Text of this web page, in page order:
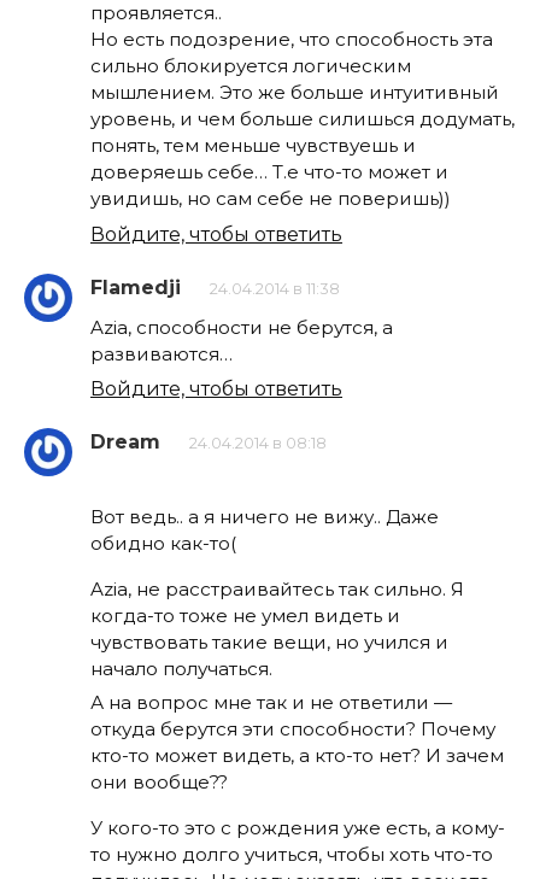
проявляется..
Но есть подозрение, что способность эта
сильно блокируется логическим
мышлением. Это же больше интуитивный
уровень, и чем больше силишься додумать,
понять, тем меньше чувствуешь и
доверяешь себе… Т.е что-то может и
увидишь, но сам себе не поверишь))
Войдите, чтобы ответить
Flamedji 24.04.2014 в 11:38
Azia, способности не берутся, а
развиваются…
Войдите, чтобы ответить
Dream 24.04.2014 в 08:18
Вот ведь.. а я ничего не вижу.. Даже
обидно как-то(
Azia, не расстраивайтесь так сильно. Я
когда-то тоже не умел видеть и
чувствовать такие вещи, но учился и
начало получаться.
А на вопрос мне так и не ответили —
откуда берутся эти способности? Почему
кто-то может видеть, а кто-то нет? И зачем
они вообще??
У кого-то это с рождения уже есть, а кому-
то нужно долго учиться, чтобы хоть что-то